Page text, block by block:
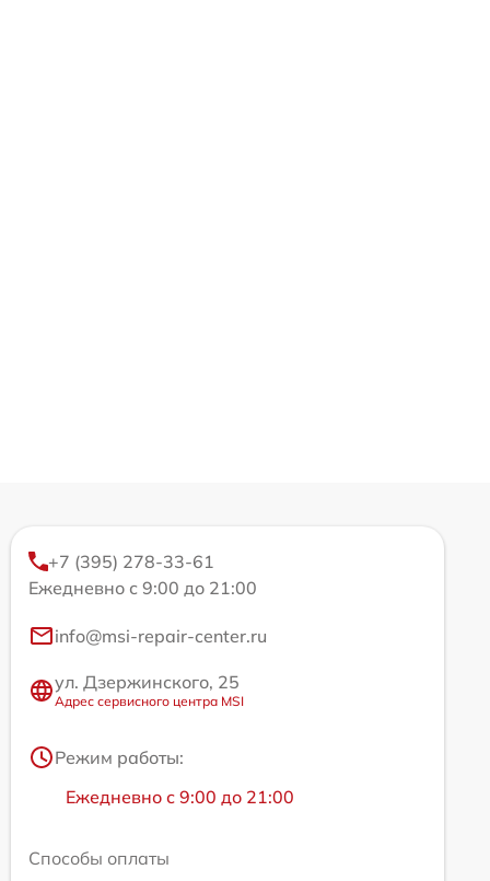
+7 (395) 278-33-61
Ежедневно с 9:00 до 21:00
info@msi-repair-center.ru
ул. Дзержинского, 25
Адрес сервисного центра MSI
Режим работы:
Ежедневно с 9:00 до 21:00
Способы оплаты